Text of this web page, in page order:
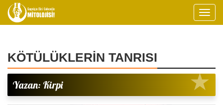
KÖTÜLÜKLERİN TANRISI
Yazan: Kirpi